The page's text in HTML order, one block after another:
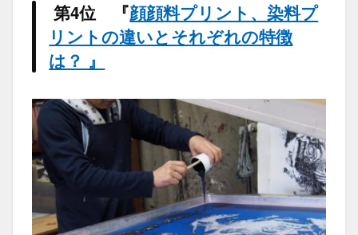
第4位 『顔顔料プリント、染料プ
リントの違いとそれぞれの特徴
は？ 』